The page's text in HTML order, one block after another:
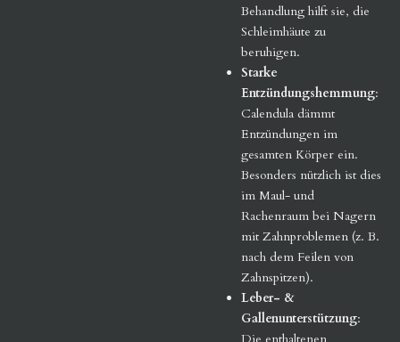
Behandlung hilft sie, die
Schleimhäute zu
beruhigen.
Starke
Entzündungshemmung:
Calendula dämmt
Entzündungen im
gesamten Körper ein.
Besonders nützlich ist dies
im Maul- und
Rachenraum bei Nagern
mit Zahnproblemen (z. B.
nach dem Feilen von
Zahnspitzen).
Leber- &
Gallenunterstützung: